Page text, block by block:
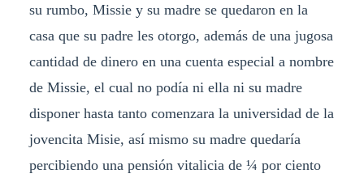
su rumbo, Missie y su madre se quedaron en la
casa que su padre les otorgo, además de una jugosa
cantidad de dinero en una cuenta especial a nombre
de Missie, el cual no podía ni ella ni su madre
disponer hasta tanto comenzara la universidad de la
jovencita Misie, así mismo su madre quedaría
percibiendo una pensión vitalicia de ¼ por ciento